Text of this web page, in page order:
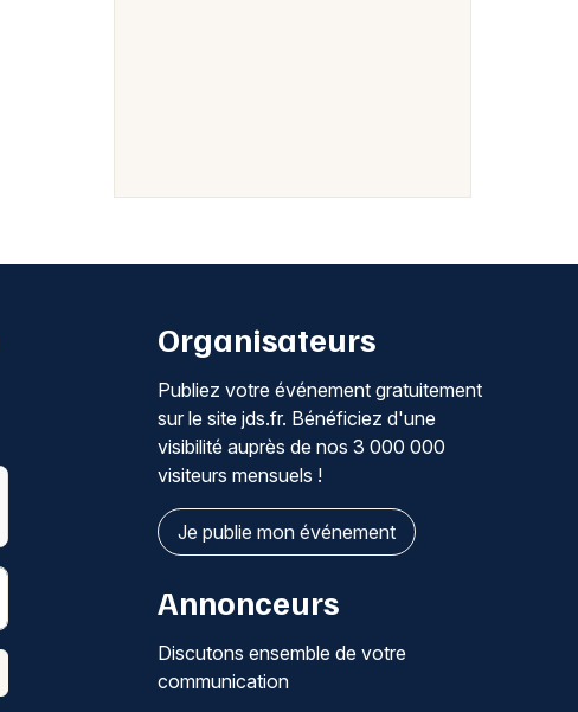
Organisateurs
Publiez votre événement gratuitement
sur le site jds.fr. Bénéficiez d'une
visibilité auprès de nos 3 000 000
visiteurs mensuels !
Je publie mon événement
Annonceurs
Discutons ensemble de votre
communication